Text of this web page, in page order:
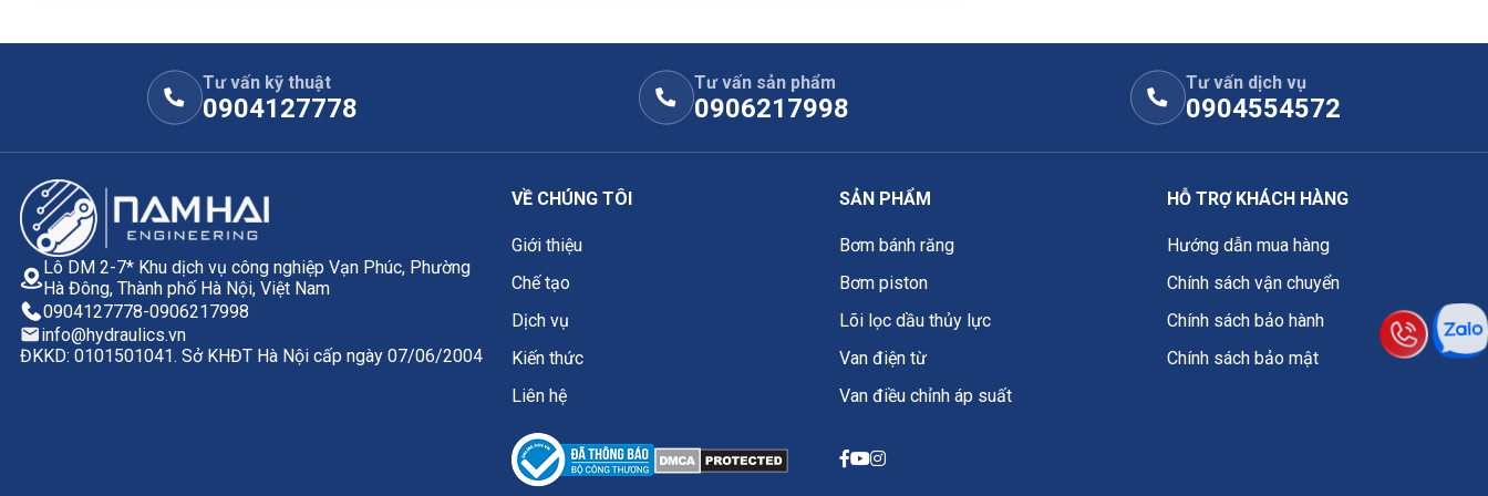
Nguyên lý hoạt động của van CKCBXAN
khác nhau.
Bảo vệ tải, chống tụt tải, khóa tải ở trạng thái có áp.
Rò rỉ cực thấp
Nếu tải bị tụt, có thể do gioăng bị hỏng và biến dạng, cần thay van mới hoặc thay gioăng phớt mới
Cấu hình & tùy chọn
Có thể chọn cổng điều khiển ngoài
Có loại kèm tay xả tải thủ công (xoay theo chiều kim đồng hồ để nhả tải).
Tư vấn kỹ thuật
0904127778
Tư vấn sản phẩm
0906217998
Tư vấn dịch vụ
0904554572
Lô DM 2-7* Khu dịch vụ công nghiệp Vạn Phúc, Phường
Hà Đông, Thành phố Hà Nội, Việt Nam
0904127778-0906217998
info@hydraulics.vn
ĐKKD: 0101501041. Sở KHĐT Hà Nội cấp ngày 07/06/2004
VỀ CHÚNG TÔI
Giới thiệu
Chế tạo
Dịch vụ
Kiến thức
Liên hệ
SẢN PHẨM
Bơm bánh răng
Bơm piston
Lõi lọc dầu thủy lực
Van điện từ
Van điều chỉnh áp suất
HỖ TRỢ KHÁCH HÀNG
Hướng dẫn mua hàng
Chính sách vận chuyển
Chính sách bảo hành
Chính sách bảo mật